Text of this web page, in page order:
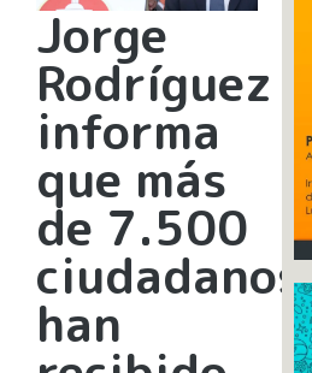
Jorge
Rodríguez
informa
que más
de 7.500
ciudadanos
han